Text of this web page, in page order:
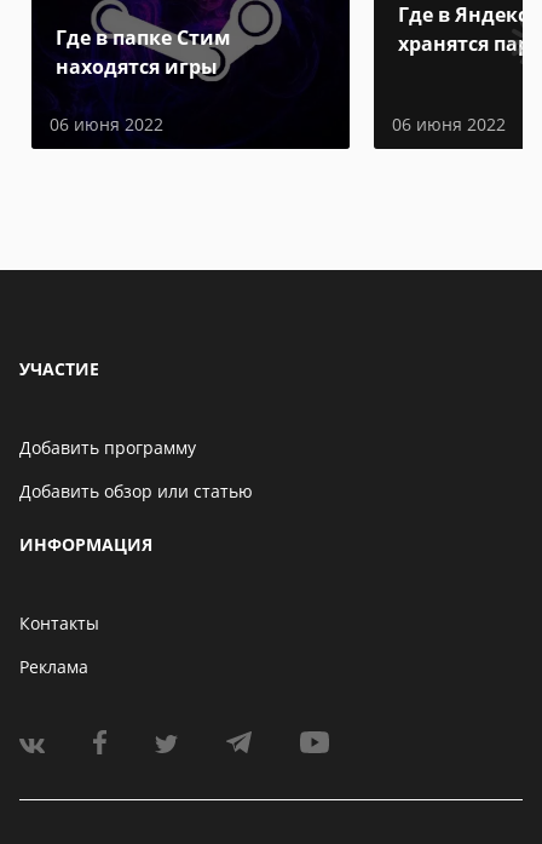
Где в папке Стим
находятся игры
06 июня 2022
Где в Яндекс
хранятся
06 июня 2022
УЧАСТИЕ
Добавить программу
Добавить обзор или статью
ИНФОРМАЦИЯ
Контакты
Реклама